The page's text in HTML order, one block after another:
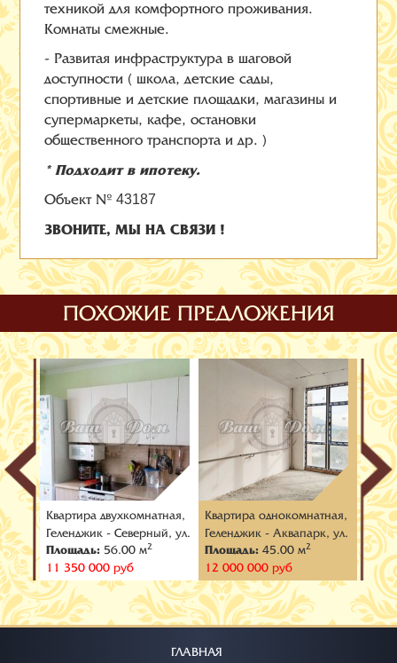
техникой для комфортного проживания.
Комнаты смежные.
- Развитая инфраструктура в шаговой
доступности ( школа, детские сады,
спортивные и детские площадки, магазины и
супермаркеты, кафе, остановки
общественного транспорта и др. )
* Подходит в ипотеку.
Объект №43187
ЗВОНИТЕ, МЫ НА СВЯЗИ !
ПОХОЖИЕ ПРЕДЛОЖЕНИЯ
Квартира двухкомнатная,
Геленджик - Северный, ул.
Маршала Жукова
Площадь: 56.00 м2
11 350 000 руб
Квартира oднокомнатная,
Геленджик - Аквапарк, ул.
Одесская
Площадь: 45.00 м2
12 000 000 руб
ул.
9
ГЛАВНАЯ